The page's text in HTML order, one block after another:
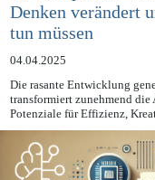
KI-Kompetenz:
Denken verändert
tun müssen
04.04.2025
Die rasante Entwicklung
transformiert zunehmend
Potenziale für Effizienz,